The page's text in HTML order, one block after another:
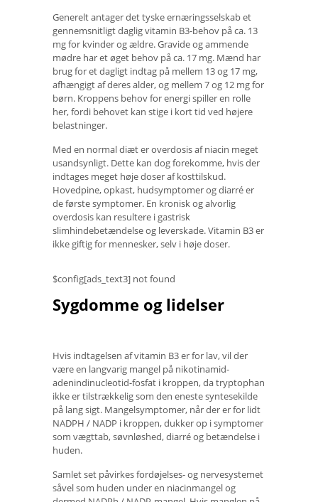
Generelt antager det tyske ernæringsselskab et
gennemsnitligt daglig vitamin B3-behov på ca. 13
mg for kvinder og ældre. Gravide og ammende
mødre har et øget behov på ca. 17 mg. Mænd har
brug for et dagligt indtag på mellem 13 og 17 mg,
afhængigt af deres alder, og mellem 7 og 12 mg for
børn. Kroppens behov for energi spiller en rolle
her, fordi behovet kan stige i kort tid ved højere
belastninger.
Med en normal diæt er overdosis af niacin meget
usandsynligt. Dette kan dog forekomme, hvis der
indtages meget høje doser af kosttilskud.
Hovedpine, opkast, hudsymptomer og diarré er
de første symptomer. En kronisk og alvorlig
overdosis kan resultere i gastrisk
slimhindebetændelse og leverskade. Vitamin B3 er
ikke giftig for mennesker, selv i høje doser.
$config[ads_text3] not found
Sygdomme og lidelser
Hvis indtagelsen af ​​vitamin B3 er for lav, vil der
være en langvarig mangel på nikotinamid-
adenindinucleotid-fosfat i kroppen, da tryptophan
ikke er tilstrækkelig som den eneste syntesekilde
på lang sigt. Mangelsymptomer, når der er for lidt
NADPH / NADP i kroppen, dukker op i symptomer
som vægttab, søvnløshed, diarré og betændelse i
huden.
Samlet set påvirkes fordøjelses- og nervesystemet
såvel som huden under en niacinmangel og